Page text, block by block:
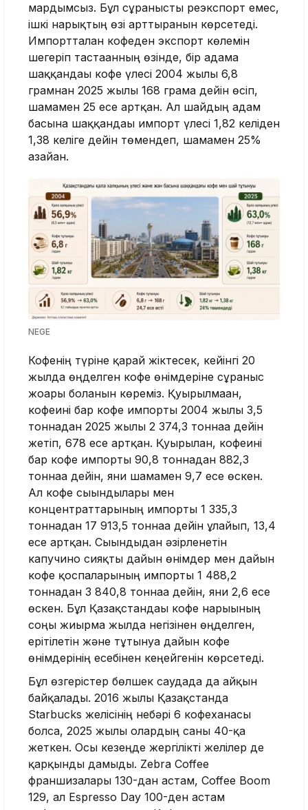
мардымсыз. Бұл сұранысты реэкспорт емес,
ішкі нарықтың өзі арттырғанын көрсетеді.
Импортталған кофеден экспорт көлемін
шегеріп тастағанның өзінде, бір адамға
шаққандағы кофе үлесі 2004 жылғы 6,8
грамнан 2025 жылы 168 грамға дейін өсіп,
шамамен 25 есе артқан. Ал шайдың адам
басына шаққандағы импорт үлесі 1,82 келіден
1,38 келіге дейін төмендеп, шамамен 25%
азайған.
NEGE
Кофенің түріне қарай жіктесек, кейінгі 20
жылда өңделген кофе өнімдеріне сұраныс
жоғары болғанын көреміз. Қуырылмаған,
кофеині бар кофе импорты 2004 жылғы 3,5
тоннадан 2025 жылы 2 374,3 тоннаға дейін
жетіп, 678 есе артқан. Қуырылған, кофеині
бар кофе импорты 90,8 тоннадан 882,3
тоннаға дейін, яғни шамамен 9,7 есе өскен.
Ал кофе сығындылары мен
концентраттарының импорты 1 335,3
тоннадан 17 913,5 тоннаға дейін ұлғайып, 13,4
есе артқан. Сығындыдан әзірленетін
капучино сияқты дайын өнімдер мен дайын
кофе қоспаларының импорты 1 488,2
тоннадан 3 840,8 тоннаға дейін, яғни 2,6 есе
өскен. Бұл Қазақстандағы кофе нарығының
соңғы жиырма жылда негізінен өңделген,
ерітілетін және тұтынуға дайын кофе
өнімдерінің есебінен кеңейгенін көрсетеді.
Бұл өзгерістер бөлшек саудада да айқын
байқалады. 2016 жылы Қазақстанда
Starbucks желісінің небәрі 6 кофеханасы
болса, 2025 жылы олардың саны 40-қа
жеткен. Осы кезеңде жергілікті желілер де
қарқынды дамыды. Zebra Coffee
франшизалары 130-дан астам, Coffee Boom
129, ал Espresso Day 100-ден астам